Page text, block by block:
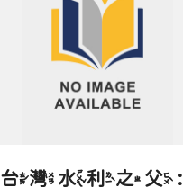
台灣水利之父 :